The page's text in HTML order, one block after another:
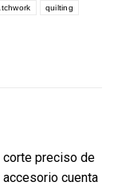
quilting
corte preciso de
cuenta